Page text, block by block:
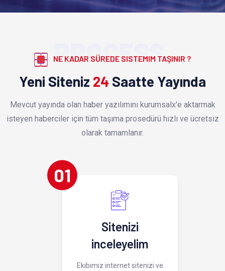
PROCESS
NE KADAR SÜREDE SISTEMIM TAŞINIR ?
Yeni Siteniz 24 Saatte Yayında
Mevcut yayında olan haber yazılımını kurumsalx'e aktarmak
isteyen haberciler için tüm taşıma prosedürü hızlı ve ücretsiz
olarak tamamlanır.
01
Sitenizi
inceleyelim
Ekibimiz internet sitenizi ve